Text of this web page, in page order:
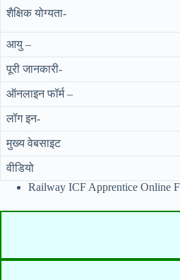
शैक्षिक योग्यता-
आयु –
पूरी जानकारी-
ऑनलाइन फॉर्म –
लॉग इन-
मुख्य वेबसाइट
वीडियो
Railway ICF Apprentice Online